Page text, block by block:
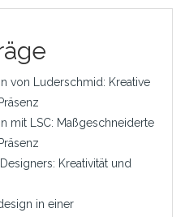
von Luderschmid: Kreative
mit LSC: Maßgeschneiderte
Kreativität und
in einer